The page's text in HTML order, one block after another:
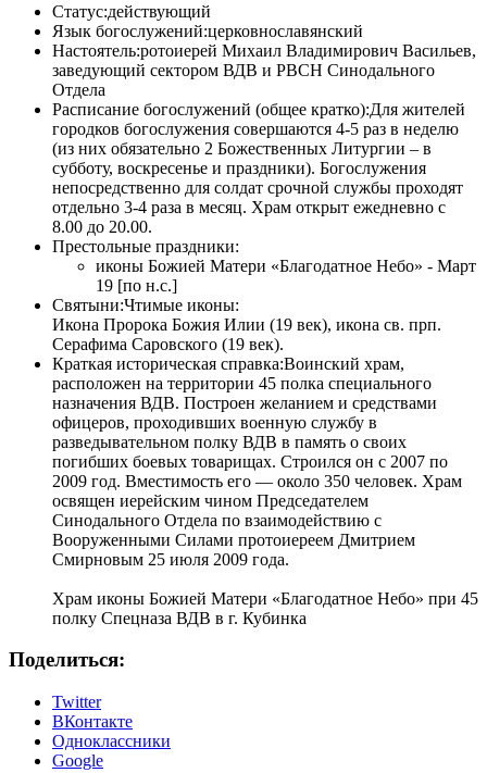
Статус:действующий
Язык богослужений:церковнославянский
Настоятель:ротоиерей Михаил Владимирович Васильев,
заведующий сектором ВДВ и РВСН Синодального
Отдела
Расписание богослужений (общее кратко):Для жителей
городков богослужения совершаются 4-5 раз в неделю
(из них обязательно 2 Божественных Литургии – в
субботу, воскресенье и праздники). Богослужения
непосредственно для солдат срочной службы проходят
отдельно 3-4 раза в месяц. Храм открыт ежедневно с
8.00 до 20.00.
Престольные праздники:
иконы Божией Матери «Благодатное Небо» - Март
19 [по н.с.]
Святыни:Чтимые иконы:
Икона Пророка Божия Илии (19 век), икона св. прп.
Серафима Саровского (19 век).
Краткая историческая справка:Воинский храм,
расположен на территории 45 полка специального
назначения ВДВ. Построен желанием и средствами
офицеров, проходивших военную службу в
разведывательном полку ВДВ в память о своих
погибших боевых товарищах. Строился он с 2007 по
2009 год. Вместимость его — около 350 человек. Храм
освящен иерейским чином Председателем
Синодального Отдела по взаимодействию с
Вооруженными Силами протоиереем Дмитрием
Смирновым 25 июля 2009 года.
Храм иконы Божией Матери «Благодатное Небо» при 45
полку Спецназа ВДВ в г. Кубинка
Поделиться:
Twitter
ВКонтакте
Одноклассники
Google